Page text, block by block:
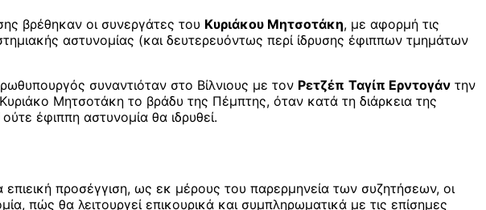
βρέθηκαν οι συνεργάτες του Κυριάκου Μητσοτάκη, με αφορμή τις
αστυνομίας (και δευτερευόντως περί ίδρυσης έφιππων τμημάτων
συναντιόταν στο Βίλνιους με τον Ρετζέπ Ταγίπ Ερντογάν την
Μητσοτάκη το βράδυ της Πέμπτης, όταν κατά τη διάρκεια της
έφιππη αστυνομία θα ιδρυθεί.
προσέγγιση, ως εκ μέρους του παρερμηνεία των συζητήσεων, οι
πώς θα λειτουργεί επικουρικά και συμπληρωματικά με τις επίσημες